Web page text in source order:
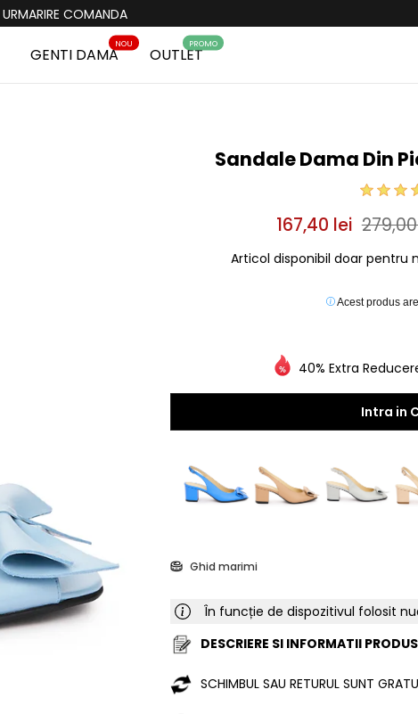
URMARIRE COMANDA
GENTI DAMA
NOU
OUTLET
PROMO
Sandale Dama Din
167,40 lei
Articol disponibil doar pentru
Acest produs
40% Extra
Intra in
Ghid marimi
În funcție de dispozitivul folosit
DESCRIERE SI INFORMATII PRODUS
SCHIMBUL SAU RETURUL SUNT